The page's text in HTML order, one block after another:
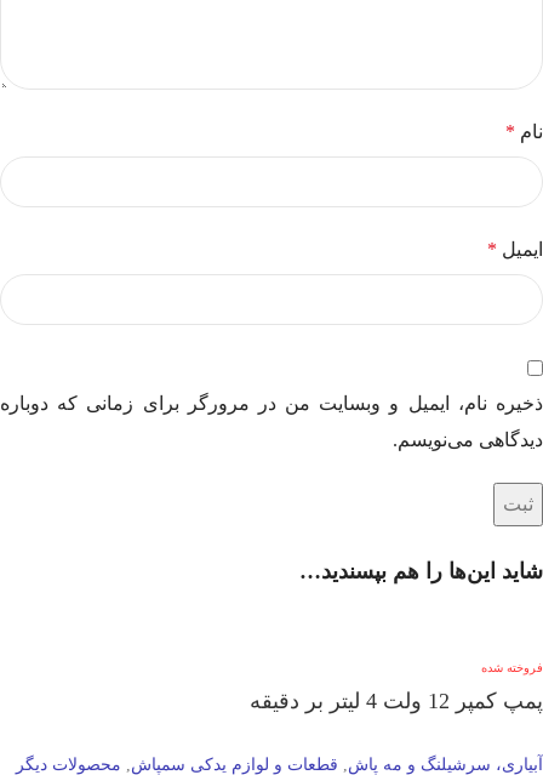
نام *
ایمیل *
ذخیره نام، ایمیل و وبسایت من در مرورگر برای زمانی که دوباره
دیدگاهی می‌نویسم.
شاید این‌ها را هم بپسندید…
فروخته شده
پمپ کمپر 12 ولت 4 لیتر بر دقیقه
آبیاری، سرشیلنگ و مه پاش قطعات و لوازم یدکی سمپاش محصولات دیگر